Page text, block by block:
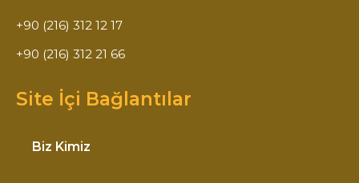
+90 (216) 312 12 17
+90 (216) 312 21 66
Site İçi Bağlantılar
Biz Kimiz